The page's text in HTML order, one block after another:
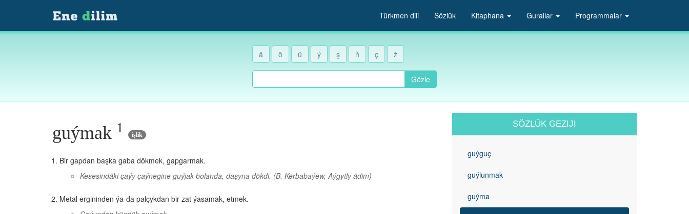
Türkmen dili Sözlük Kitaphana Gurallar Programmalar
ä ö ü ý ş ň ç ž
Gözle
guýmak 1 işlik
Bir gapdan başka gaba dökmek, gapgarmak.
Kesesindäki çaýy çaýnegine guýjak bolanda, daşyna dökdi. (B. Kerbabaýew, Aýgytly ädim)
Metal ergininden ýa-da palçykdan bir zat ýasamak, etmek.
SÖZLÜK GEZIJI
guýguç
guýlunmak
guýma